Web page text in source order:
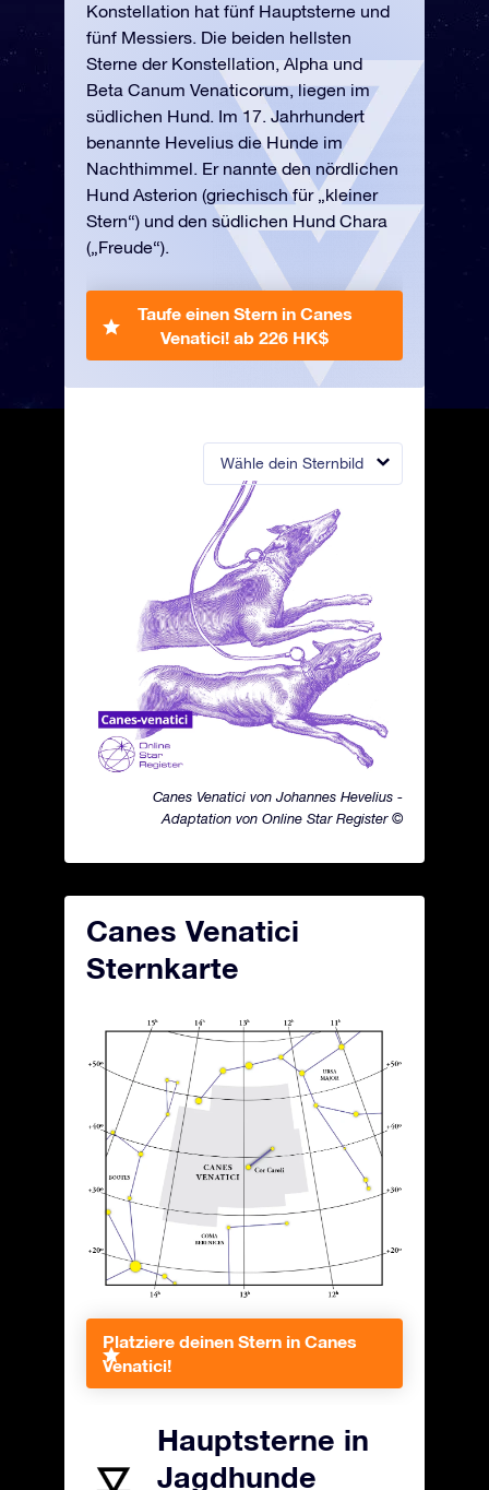
Wähle dein Sternbild
Canes Venatici von Johannes Hevelius -
Adaptation von Online Star Register ©
Konstellation hat fünf Hauptsterne und
fünf Messiers. Die beiden hellsten
Sterne der Konstellation, Alpha und
Beta Canum Venaticorum, liegen im
südlichen Hund. Im 17. Jahrhundert
benannte Hevelius die Hunde im
Nachthimmel. Er nannte den nördlichen
Hund Asterion (griechisch für „kleiner
Stern“) und den südlichen Hund Chara
(„Freude“).
Taufe einen Stern in Canes
Venatici! ab 226 HK$
Canes Venatici
Sternkarte
Platziere deinen Stern in Canes
Venatici!
Hauptsterne in
Jagdhunde